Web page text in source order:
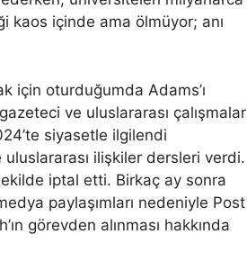
kaos içinde ama ölmüyor; anı
için oturduğumda Adams’ı
ve uluslararası çalışmalar
siyasetle ilgilendi
uluslararası ilişkiler dersleri verdi.
iptal etti. Birkaç ay sonra
paylaşımları nedeniyle Post
görevden alınması hakkında